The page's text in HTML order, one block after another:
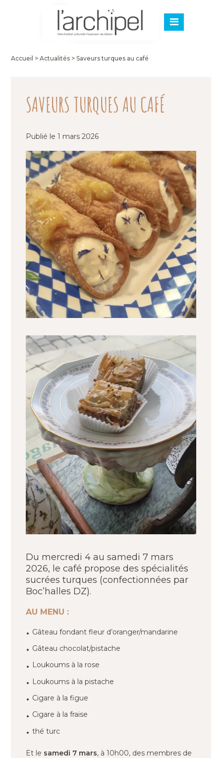
Accueil >Actualités >Saveurs turques au café
SAVEURS TURQUES AU CAFÉ
Publié le 1 mars 2026
Du mercredi 4 au samedi 7 mars
2026, le café propose des spécialités
sucrées turques (confectionnées par
Boc’halles DZ).
AU MENU :
Gâteau fondant fleur d’oranger/mandarine
Gâteau chocolat/pistache
Loukoums à la rose
Loukoums à la pistache
Cigare à la figue
Cigare à la fraise
thé turc
Et le samedi 7 mars, à 10h00, des membres de